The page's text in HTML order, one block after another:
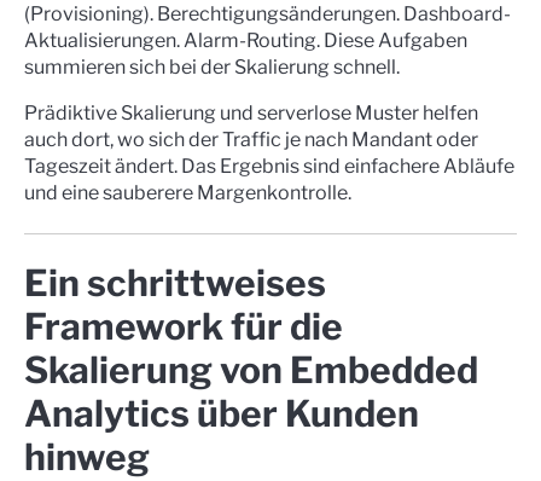
(Provisioning). Berechtigungsänderungen. Dashboard-
Aktualisierungen. Alarm-Routing. Diese Aufgaben
summieren sich bei der Skalierung schnell.
Prädiktive Skalierung und serverlose Muster helfen
auch dort, wo sich der Traffic je nach Mandant oder
Tageszeit ändert. Das Ergebnis sind einfachere Abläufe
und eine sauberere Margenkontrolle.
Ein schrittweises
Framework für die
Skalierung von Embedded
Analytics über Kunden
hinweg